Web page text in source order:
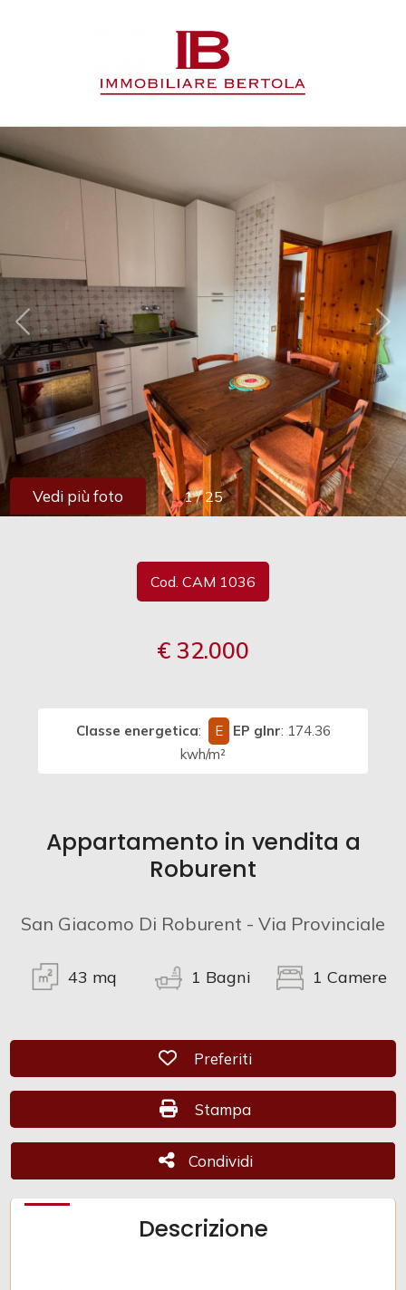
1 / 25
Vedi più foto
Cod. CAM 1036
€ 32.000
Classe energetica: E EP glnr: 174.36
kwh/m²
Appartamento in vendita a
Roburent
San Giacomo Di Roburent - Via Provinciale
43 mq 1 Bagni 1 Camere
Preferiti: Cod. CAM 1036
Preferiti
Stampa: Cod. CAM 1036
Stampa
Condividi
Condividi
Descrizione
IMMOBILI
SERVIZI
CONTATTI
Qualsiasi
Affitto
Scegli
dove
cercare
Provincia
Comune
Commerciali
Terreni
Totale